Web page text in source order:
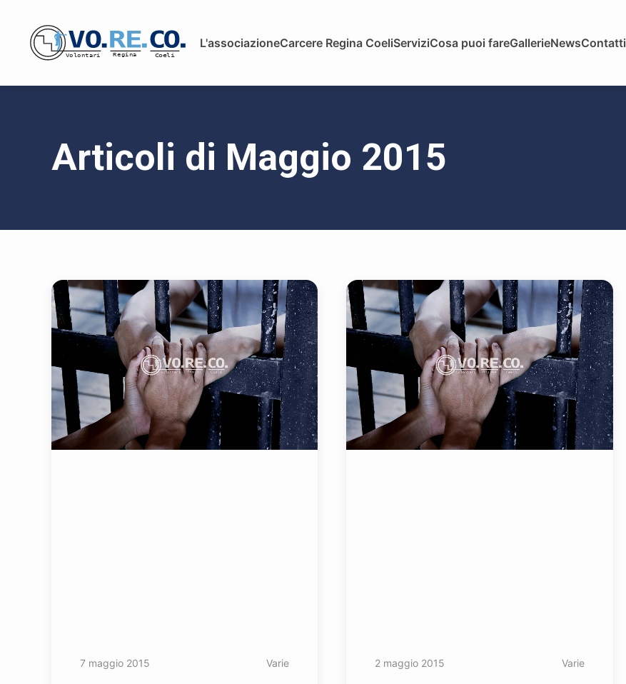
L'associazioneCarcere Regina CoeliServiziCosa puoi fareGallerieNewsContatti
Articoli di Maggio 2015
7 maggio 2015 Varie 2 maggio 2015 Varie